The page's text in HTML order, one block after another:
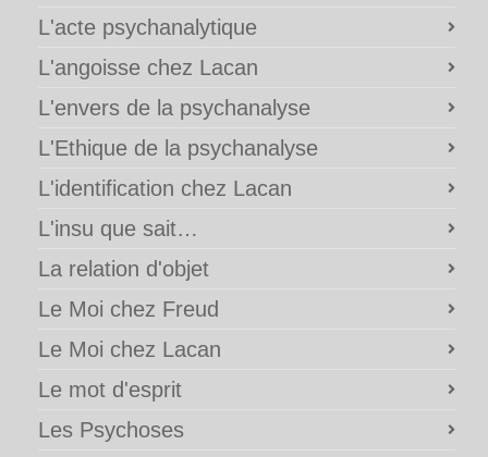
L'acte psychanalytique
L'angoisse chez Lacan
L'envers de la psychanalyse
L'Ethique de la psychanalyse
L'identification chez Lacan
L'insu que sait…
La relation d'objet
Le Moi chez Freud
Le Moi chez Lacan
Le mot d'esprit
Les Psychoses